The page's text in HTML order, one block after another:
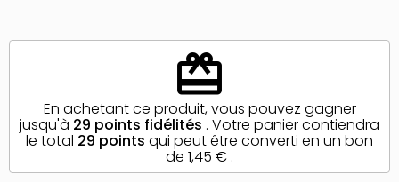
redeem
En achetant ce produit, vous pouvez gagner
jusqu'à 29 points fidélités . Votre panier contiendra
le total 29 points qui peut être converti en un bon
de 1,45 € .